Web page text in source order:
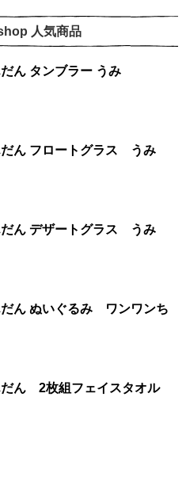
人気商品
ノラネコぐんだん タンブラー うみ
ノラネコぐんだん フロートグラス うみ
ノラネコぐんだん デザートグラス うみ
だん ぬいぐるみ ワンワンち
だん 2枚組フェイスタオル